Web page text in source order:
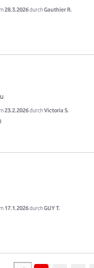
28.3.2026durchGauthier R.
23.2.2026durchVictoria S.
17.1.2026durchGUY T.